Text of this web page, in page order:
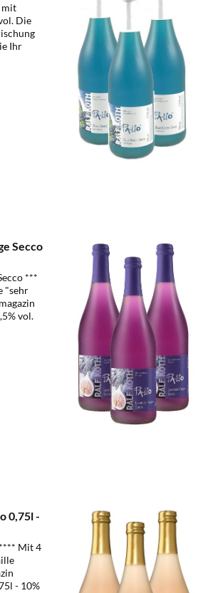
mit
Die
Ihr
Secco
***
"sehr
vol.
nach
0,75l -
Mit 4
- 10%